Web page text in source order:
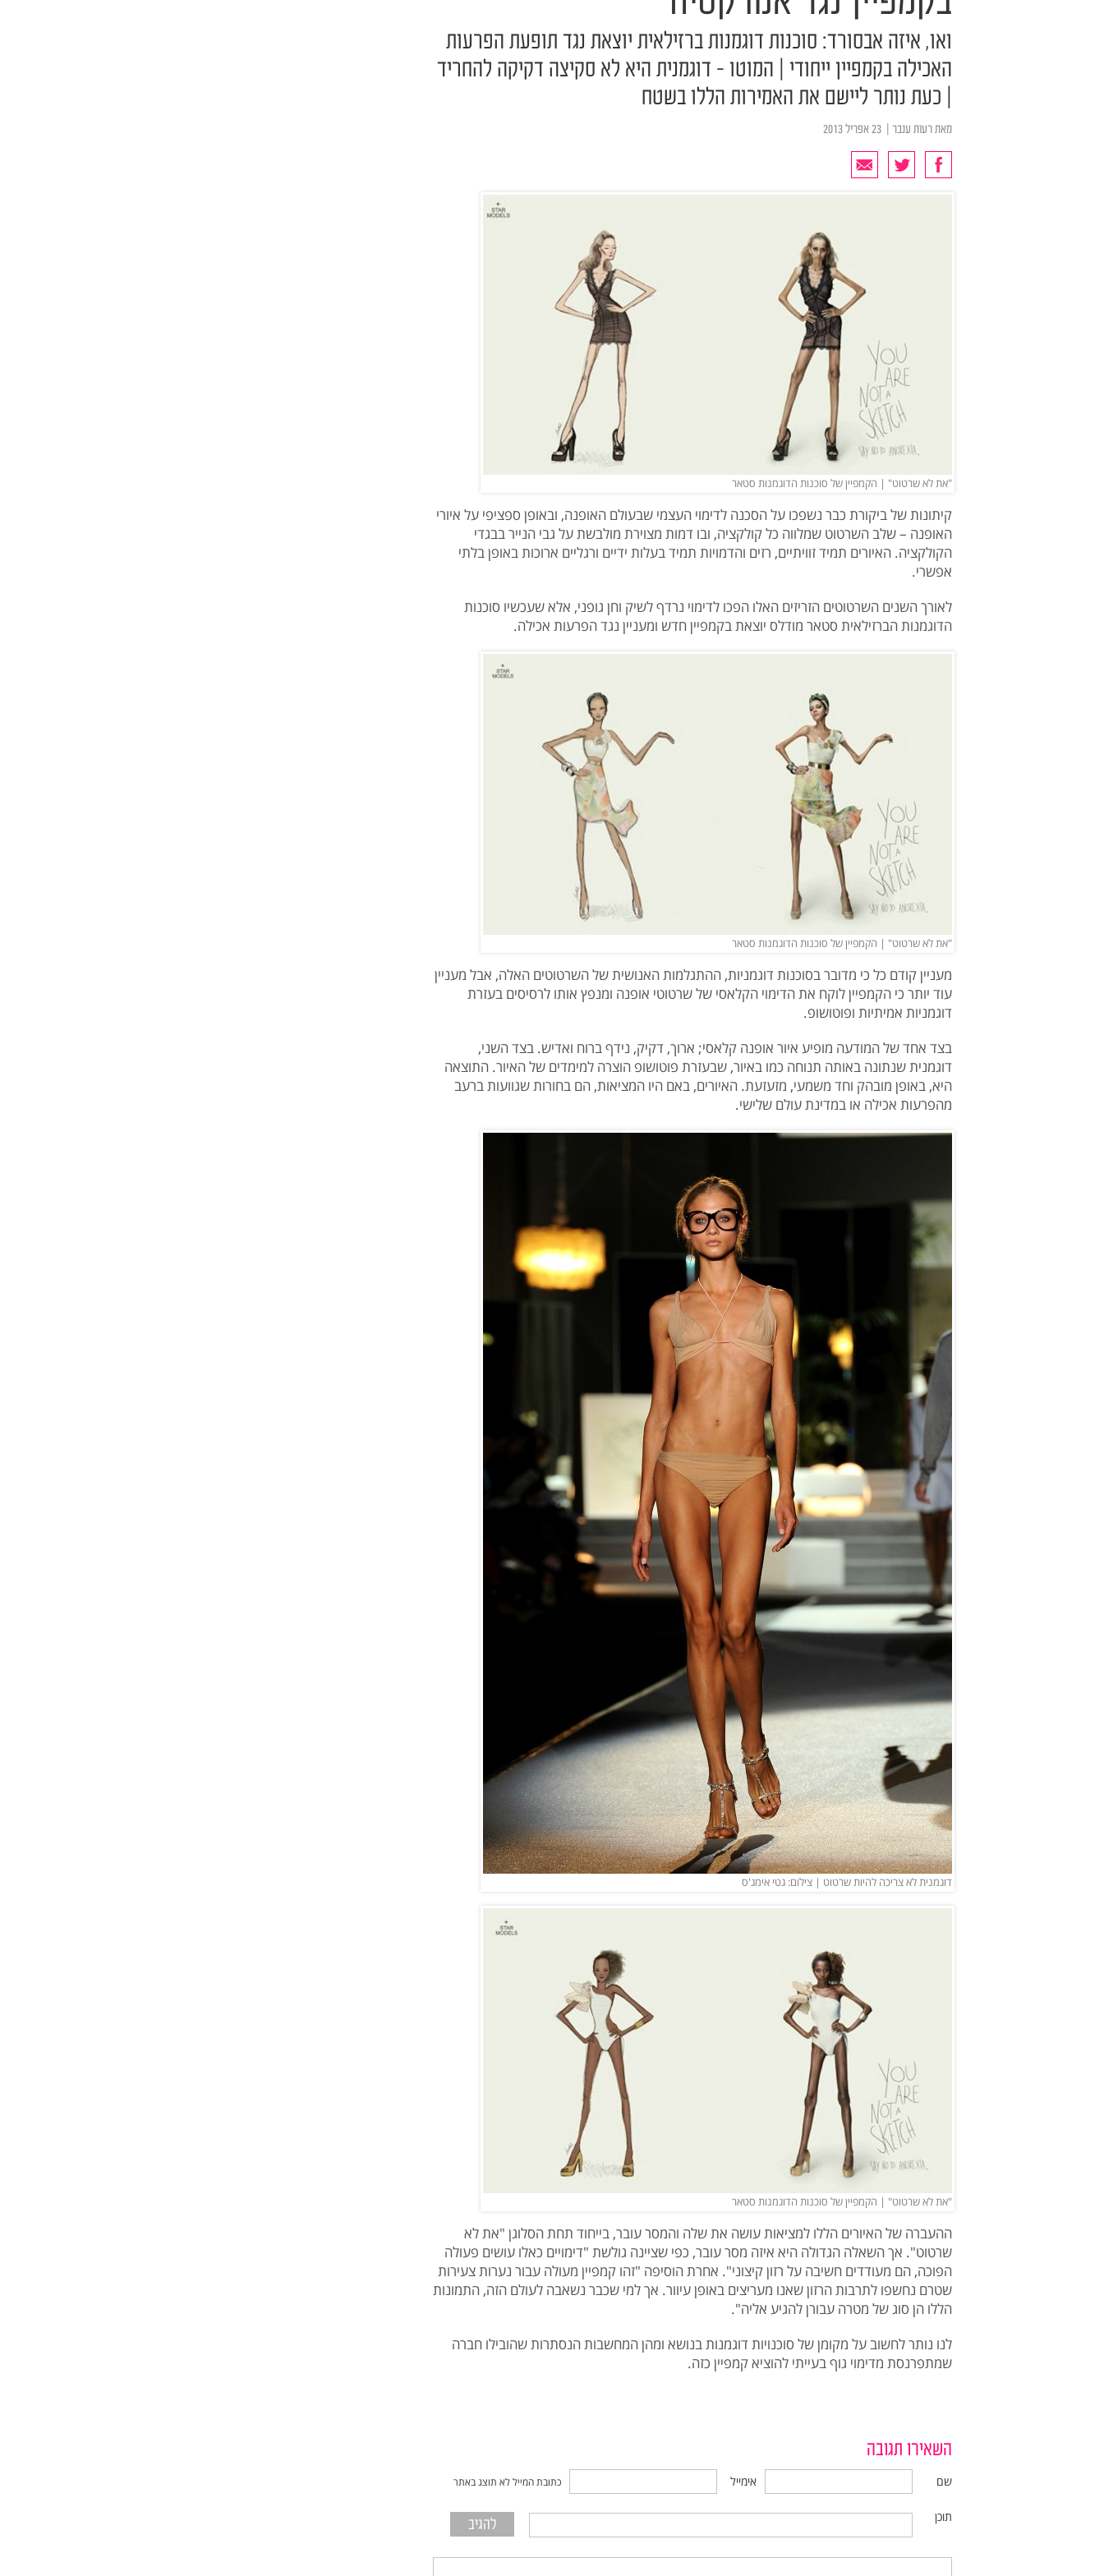
ואו, איזה אבסורד: סוכנות דוגמנות ברזילאית יוצאת נגד תופעת הפרעות
האכילה בקמפיין ייחודי | המוטו - דוגמנית היא לא סקיצה דקיקה להחריד
| כעת נותר ליישם את האמירות הללו בשטח
מאתרעות ענבר
"את לא שרטוט" | הקמפיין של סוכנות הדוגמנות סטאר
קיתונות של ביקורת כבר נשפכו על הסכנה לדימוי העצמי שבעולם האופנה, ובאופן ספציפי על איורי
האופנה – שלב השרטוט שמלווה כל קולקציה, ובו דמות מצוירת מולבשת על גבי הנייר בבגדי
הקולקציה. האיורים תמיד זוויתיים, רזים והדמויות תמיד בעלות ידיים ורגליים ארוכות באופן בלתי
אפשרי.
לאורך השנים השרטוטים הזריזים האלו הפכו לדימוי נרדף לשיק וחן גופני, אלא שעכשיו סוכנות
הדוגמנות הברזילאית סטאר מודלס יוצאת בקמפיין חדש ומעניין נגד הפרעות אכילה.
"את לא שרטוט" | הקמפיין של סוכנות הדוגמנות סטאר
מעניין קודם כל כי מדובר בסוכנות דוגמניות, ההתגלמות האנושית של השרטוטים האלה, אבל מעניין
עוד יותר כי הקמפיין לוקח את הדימוי הקלאסי של שרטוטי אופנה ומנפץ אותו לרסיסים בעזרת
דוגמניות אמיתיות ופוטושופ.
בצד אחד של המודעה מופיע איור אופנה קלאסי; ארוך, דקיק, נידף ברוח ואדיש. בצד השני,
דוגמנית שנתונה באותה תנוחה כמו באיור, שבעזרת פוטושופ הוצרה למימדים של האיור. התוצאה
היא, באופן מובהק וחד משמעי, מזעזעת. האיורים, באם היו המציאות, הם בחורות שגוועות ברעב
מהפרעות אכילה או במדינת עולם שלישי.
דוגמנית לא צריכה להיות שרטוט | צילום: גטי אימג'ס
"את לא שרטוט" | הקמפיין של סוכנות הדוגמנות סטאר
ההעברה של האיורים הללו למציאות עושה את שלה והמסר עובר, בייחוד תחת הסלוגן "את לא
שרטוט". אך השאלה הגדולה היא איזה מסר עובר, כפי שציינה גולשת "דימויים כאלו עושים פעולה
הפוכה, הם מעודדים חשיבה על רזון קיצוני". אחרת הוסיפה "זהו קמפיין מעולה עבור נערות צעירות
שטרם נחשפו לתרבות הרזון שאנו מעריצים באופן עיוור. אך למי שכבר נשאבה לעולם הזה, התמונות
הללו הן סוג של מטרה עבורן להגיע אליה".
לנו נותר לחשוב על מקומן של סוכנויות דוגמנות בנושא ומהן המחשבות הנסתרות שהובילו חברה
שמתפרנסת מדימוי גוף בעייתי להוציא קמפיין כזה.
השאירו תגובה
שם אימייל כתובת המייל לא תוצג באתר
תוכן